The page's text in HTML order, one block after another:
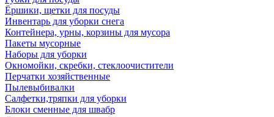
Ёршики, щетки для посуды
Инвентарь для уборки снега
Контейнера, урны, корзины для мусора
Пакеты мусорные
Наборы для уборки
Окномойки, скребки, стеклоочистители
Перчатки хозяйственные
Пылевыбивалки
Салфетки,тряпки для уборки
Блоки сменные для швабр